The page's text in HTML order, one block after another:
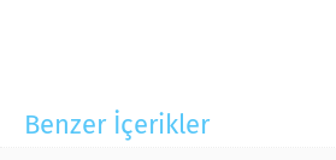
Benzer İçerikler